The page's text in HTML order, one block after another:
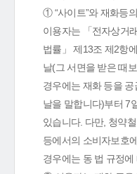
① “사이트”와 재화등
이용자는 「전자상거
법률」 제13조 제2항
날(그 서면을 받은 때
경우에는 재화 등을
날을 말합니다)부터 7
있습니다. 다만, 청약
등에서의 소비자보호
경우에는 동 법 규정에